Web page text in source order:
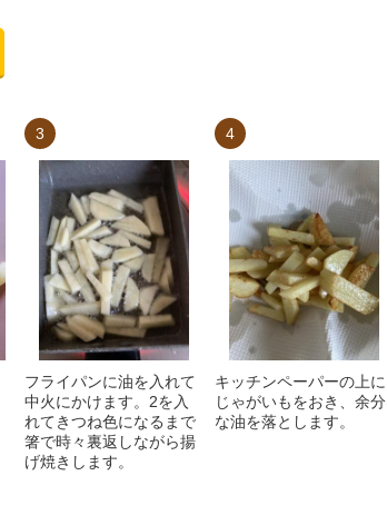
3
フライパンに油を入れて
中火にかけます。2を入
れてきつね色になるまで
箸で時々裏返しながら揚
げ焼きします。
4
キッチンペーパーの上に
じゃがいもをおき、余分
な油を落とします。